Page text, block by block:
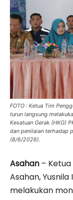
FOTO : Ketua Tim
turun langsung
Kesatuan Gerak (HKG)
dan penilaian terhadap
(8/6/2026).
Asahan –
Asahan,
melakukan